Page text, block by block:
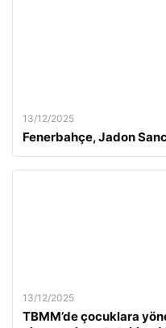
13/12/2025
Fenerbahçe, Jadon
13/12/2025
TBMM’de çocuklara